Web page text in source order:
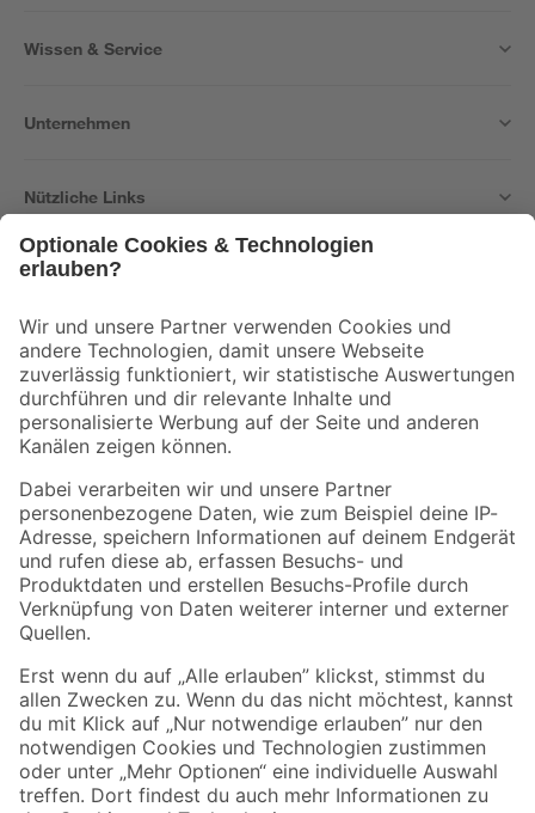
Wissen & Service
Unternehmen
Nützliche Links
Der toom Newsletter: Keine Angebote und Aktionen mehr verpassen!
Zur Newsletter Anmeldung
Folge uns
Zahlungsarten Versandarten
Sicher einkaufen
Jetzt die toom-App herunterladen